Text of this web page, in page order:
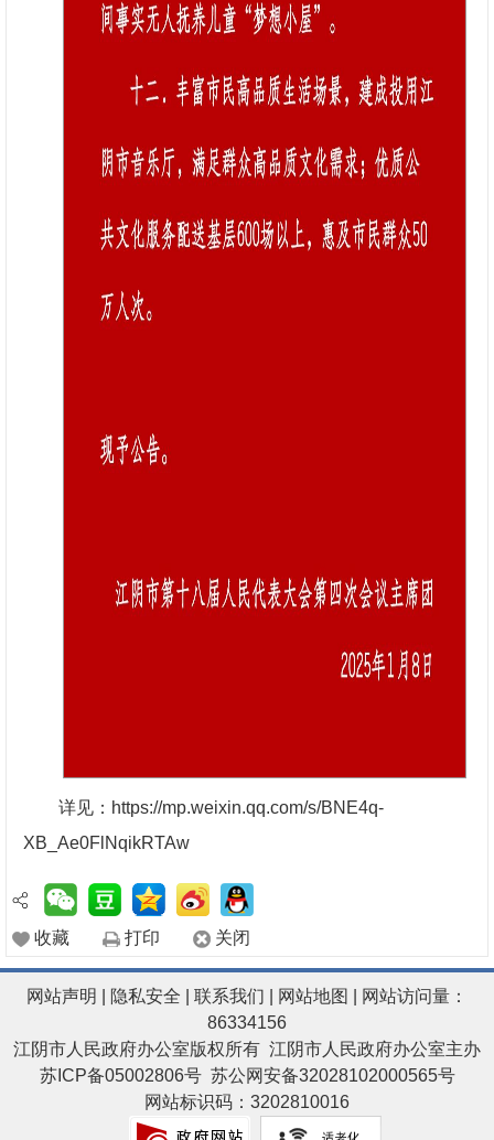
详见：https://mp.weixin.qq.com/s/BNE4q-
XB_Ae0FlNqikRTAw
收藏 打印 关闭
网站声明 隐私安全 联系我们 网站地图
| 网站访问量：
86334156
江阴市人民政府办公室版权所有 江阴市人民政府办公室主办
苏ICP备05002806号 苏公网安备32028102000565号
网站标识码：3202810016